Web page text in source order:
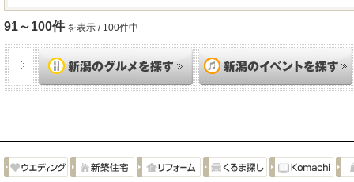
91～100件 を表示 / 100件中